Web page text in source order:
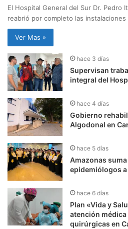
El Hospital General del Sur Dr. Pedro
reabrió por completo las
Ver Mas »
hace 3 días
Supervisan
integral del
hace 4 días
Gobierno
Algodonal en
hace 5 días
Amazonas
epidemiólogos
hace 6 días
Plan «Vida y
atención
quirúrgicas en